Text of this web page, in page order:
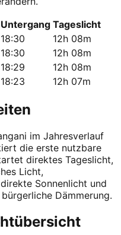
Untergang Tageslicht
18:30
12h 08m
18:30
12h 08m
18:29
12h 08m
18:23 12h 07m
im Jahresverlauf
die erste nutzbare
direktes Tageslicht,
Licht,
Sonnenlicht und
Dämmerung.